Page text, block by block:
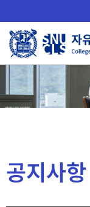
로
메
공지사항